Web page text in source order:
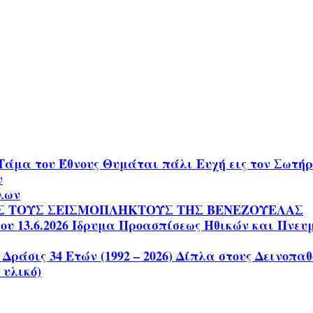
του Έθνους Θυμάται πάλι Ευχή εις τον
ΤΟΥΣ ΣΕΙΣΜΟΠΛΗΚΤΟΥΣ ΤΗΣ ΒΕΝΕΖΟΥΕΛΑΣ
13.6.2026 Ίδρυμα Προασπίσεως Ηθικών και
34 Ετών (1992 – 2026) Δίπλα στους